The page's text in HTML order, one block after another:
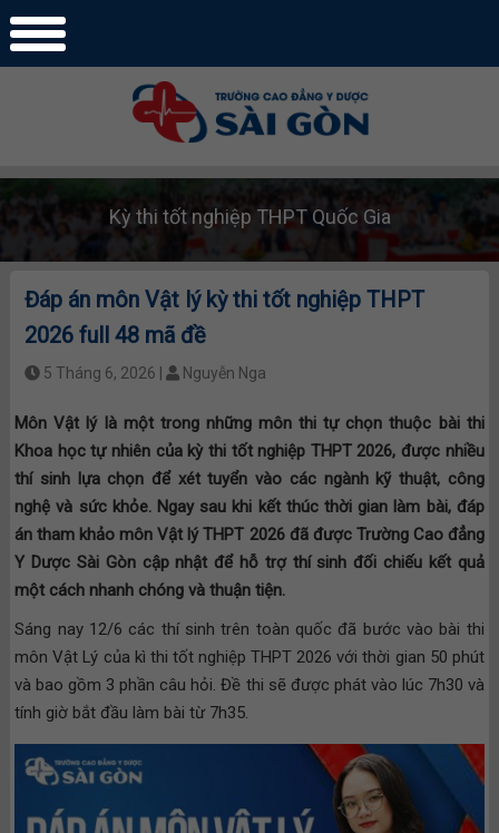
Kỳ thi tốt nghiệp THPT Quốc Gia
Đáp án môn Vật lý kỳ thi tốt nghiệp THPT
2026 full 48 mã đề
5 Tháng 6, 2026 | Nguyễn Nga
Môn Vật lý là một trong những môn thi tự chọn thuộc bài thi
Khoa học tự nhiên của kỳ thi tốt nghiệp THPT 2026, được nhiều
thí sinh lựa chọn để xét tuyển vào các ngành kỹ thuật, công
nghệ và sức khỏe. Ngay sau khi kết thúc thời gian làm bài, đáp
án tham khảo môn Vật lý THPT 2026 đã được Trường Cao đẳng
Y Dược Sài Gòn cập nhật để hỗ trợ thí sinh đối chiếu kết quả
một cách nhanh chóng và thuận tiện.
Sáng nay 12/6 các thí sinh trên toàn quốc đã bước vào bài thi
môn Vật Lý của kì thi tốt nghiệp THPT 2026 với thời gian 50 phút
và bao gồm 3 phần câu hỏi. Đề thi sẽ được phát vào lúc 7h30 và
tính giờ bắt đầu làm bài từ 7h35.